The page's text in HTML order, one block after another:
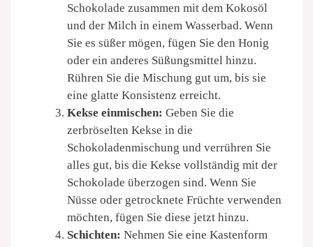
Schokolade zusammen mit dem Kokosöl
und der Milch in einem Wasserbad. Wenn
Sie es süßer mögen, fügen Sie den Honig
oder ein anderes Süßungsmittel hinzu.
Rühren Sie die Mischung gut um, bis sie
eine glatte Konsistenz erreicht.
Kekse einmischen: Geben Sie die
zerbröselten Kekse in die
Schokoladenmischung und verrühren Sie
alles gut, bis die Kekse vollständig mit der
Schokolade überzogen sind. Wenn Sie
Nüsse oder getrocknete Früchte verwenden
möchten, fügen Sie diese jetzt hinzu.
Schichten: Nehmen Sie eine Kastenform